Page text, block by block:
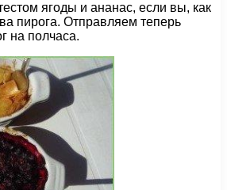
ягоды и ананас, если вы, как
пирога. Отправляем теперь
на полчаса.